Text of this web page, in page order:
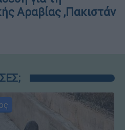
Αραβίας ,Πακιστάν